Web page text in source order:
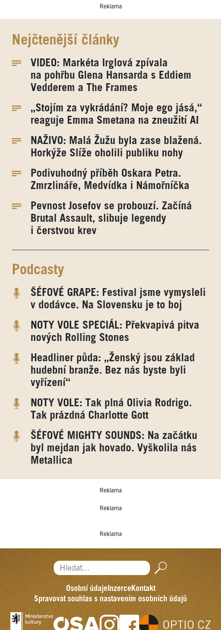
Reklama
Nejčtenější články
VIDEO: Markéta Irglová zpívala
na pohřbu Glena Hansarda s Eddiem
Vedderem a The Frames
„Stojím za vykrádání? Moje ego jásá,“
reaguje Emma Smetana na zneužití AI
NAŽIVO: Malá Žužu byla zase blažená.
Horkýže Slíže oholili publiku nohy
Podivuhodný příběh Oskara Petra.
Zmrzlináře, Medvídka i Námořníčka
Pevnost Josefov se probouzí. Začíná
Brutal Assault, slibuje legendy
i čerstvou krev
Podcasty
ŠÉFOVÉ GRAPE: Festival jsme vymysleli
v dodávce. Na Slovensku je to boj
NOTY VOLE SPECIÁL: Překvapivá pitva
nových Rolling Stones
Headliner půda: „Ženský jsou základ
hudební branže. Bez nás byste byli
vyřízení“
NOTY VOLE: Tak plná Olivia Rodrigo.
Tak prázdná Charlotte Gott
ŠÉFOVÉ MIGHTY SOUNDS: Na začátku
byl mejdan jak hovado. Vyškolila nás
Metallica
Reklama
Reklama
Reklama
Hledat...
Osobní údajeInzerceKontakt
Spravovat souhlas s nastavením osobních údajů